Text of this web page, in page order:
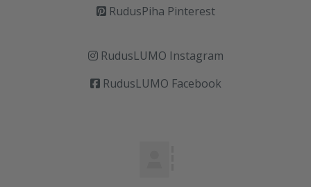
RudusPiha Pinterest
RudusLUMO Instagram
RudusLUMO Facebook